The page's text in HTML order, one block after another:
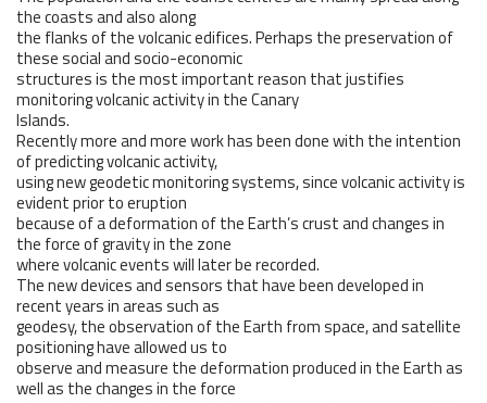
the coasts and also along
the flanks of the volcanic edifices. Perhaps the preservation of
these social and socio-economic
structures is the most important reason that justifies
monitoring volcanic activity in the Canary
Islands.
Recently more and more work has been done with the intention
of predicting volcanic activity,
using new geodetic monitoring systems, since volcanic activity is
evident prior to eruption
because of a deformation of the Earth’s crust and changes in
the force of gravity in the zone
where volcanic events will later be recorded.
The new devices and sensors that have been developed in
recent years in areas such as
geodesy, the observation of the Earth from space, and satellite
positioning have allowed us to
observe and measure the deformation produced in the Earth as
well as the changes in the force